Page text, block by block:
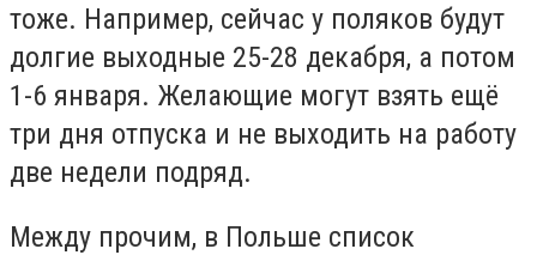
тоже. Например, сейчас у поляков будут
долгие выходные 25-28 декабря, а потом
1-6 января. Желающие могут взять ещё
три дня отпуска и не выходить на работу
две недели подряд.
Между прочим, в Польше список